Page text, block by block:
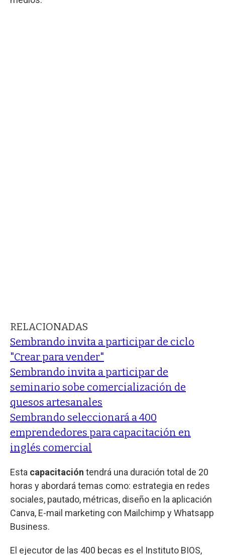
RELACIONADAS
Sembrando invita a participar de ciclo
"Crear para vender"
Sembrando invita a participar de
seminario sobe comercialización de
quesos artesanales
Sembrando seleccionará a 400
emprendedores para capacitación en
inglés comercial
Esta capacitación tendrá una duración total de 20
horas y abordará temas como: estrategia en redes
sociales, pautado, métricas, diseño en la aplicación
Canva, E-mail marketing con Mailchimp y Whatsapp
Business.
El ejecutor de las 400 becas es el Instituto BIOS,